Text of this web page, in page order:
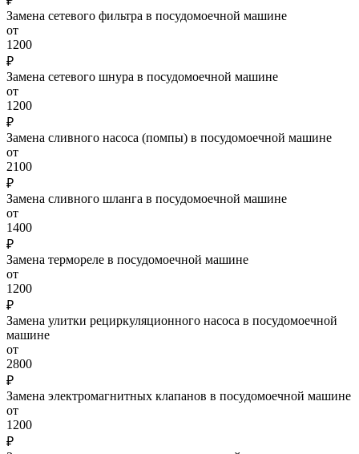
Замена сетевого фильтра в посудомоечной машине
от
1200
₽
Замена сетевого шнура в посудомоечной машине
от
1200
₽
Замена сливного насоса (помпы) в посудомоечной машине
от
2100
₽
Замена сливного шланга в посудомоечной машине
от
1400
₽
Замена термореле в посудомоечной машине
от
1200
₽
Замена улитки рециркуляционного насоса в посудомоечной
машине
от
2800
₽
Замена электромагнитных клапанов в посудомоечной машине
от
1200
₽